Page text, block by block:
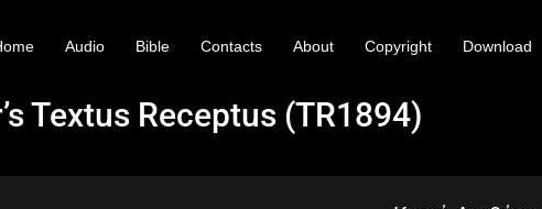
Audio Bible Contacts About Copyright Download
Textus Receptus (TR1894)